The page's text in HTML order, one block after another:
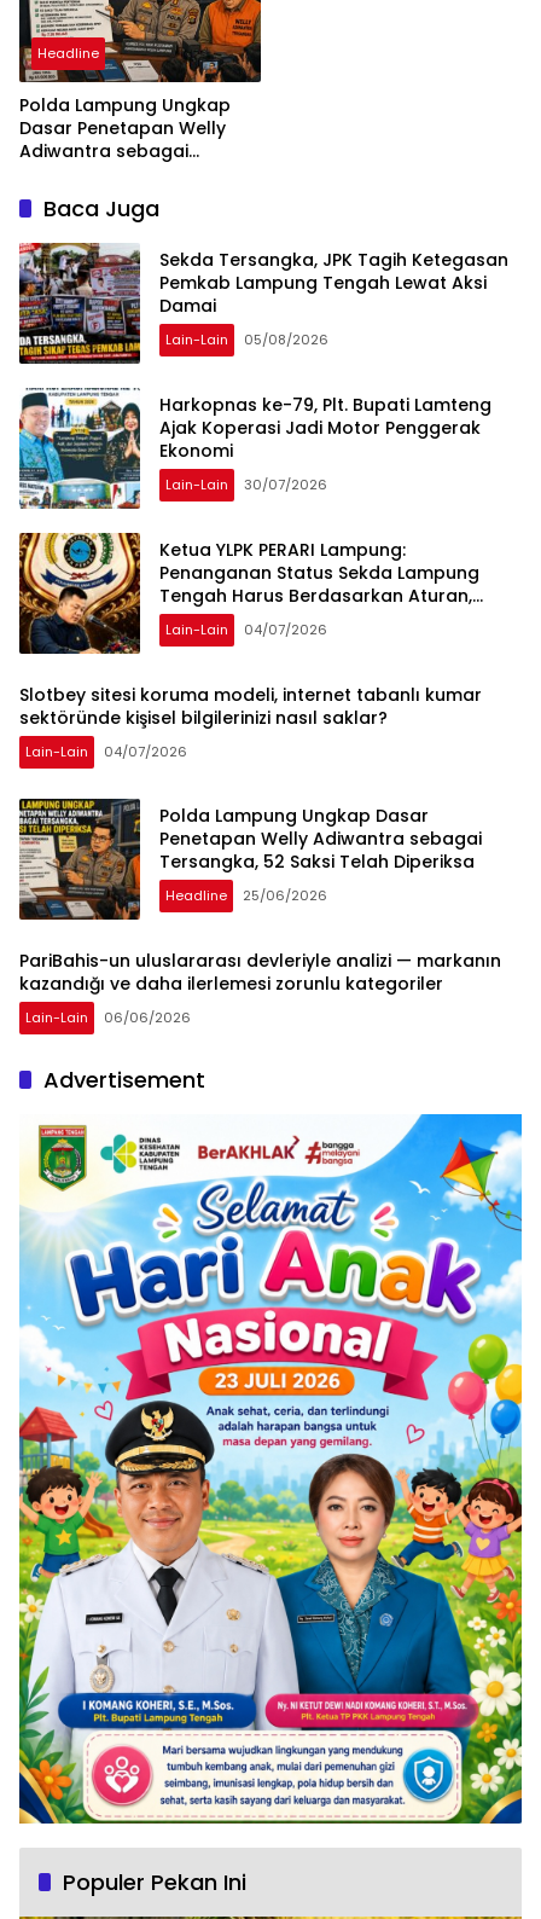
Headline
Polda Lampung Ungkap
Dasar Penetapan Welly
Adiwantra sebagai
Diperiksa
Baca Juga
Sekda Tersangka, JPK Tagih Ketegasan
Pemkab Lampung Tengah Lewat Aksi
Damai
Lain-Lain 05/08/2026
Harkopnas ke-79, Plt. Bupati Lamteng
Ajak Koperasi Jadi Motor Penggerak
Ekonomi
Lain-Lain 30/07/2026
Ketua YLPK PERARI Lampung:
Penanganan Status Sekda Lampung
Tengah Harus Berdasarkan Aturan,
Bukan Tekanan Opini
Lain-Lain 04/07/2026
Slotbey sitesi koruma modeli, internet tabanlı kumar
sektöründe kişisel bilgilerinizi nasıl saklar?
Lain-Lain 04/07/2026
Polda Lampung Ungkap Dasar
Penetapan Welly Adiwantra sebagai
Tersangka, 52 Saksi Telah Diperiksa
Headline 25/06/2026
PariBahis-un uluslararası devleriyle analizi — markanın
kazandığı ve daha ilerlemesi zorunlu kategoriler
Lain-Lain 06/06/2026
Advertisement
Populer Pekan Ini